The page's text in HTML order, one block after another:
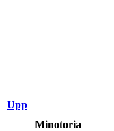
Upp
Minotoria